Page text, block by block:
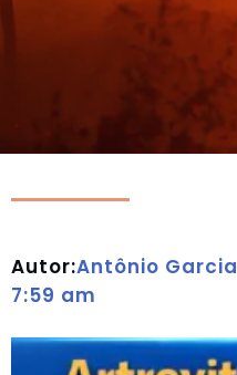
Autor:Antônio Garcia
7:59 am